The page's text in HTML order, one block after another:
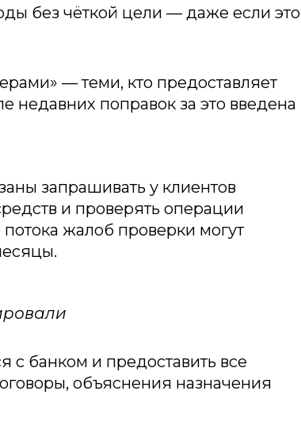
без чёткой цели — даже если это
— теми, кто предоставляет
недавних поправок за это введена
запрашивать у клиентов
и проверять операции
жалоб проверки могут
с банком и предоставить все
объяснения назначения